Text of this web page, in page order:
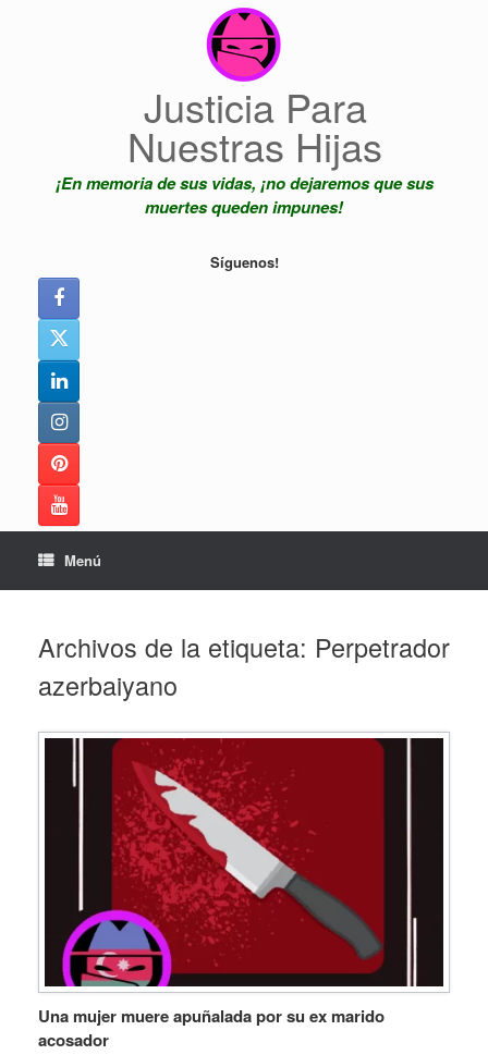
Justicia Para
Nuestras Hijas
¡En memoria de sus vidas, ¡no dejaremos que sus
muertes queden impunes!
Síguenos!
Menú
Archivos de la etiqueta: Perpetrador
azerbaiyano
Una mujer muere apuñalada por su ex marido
acosador